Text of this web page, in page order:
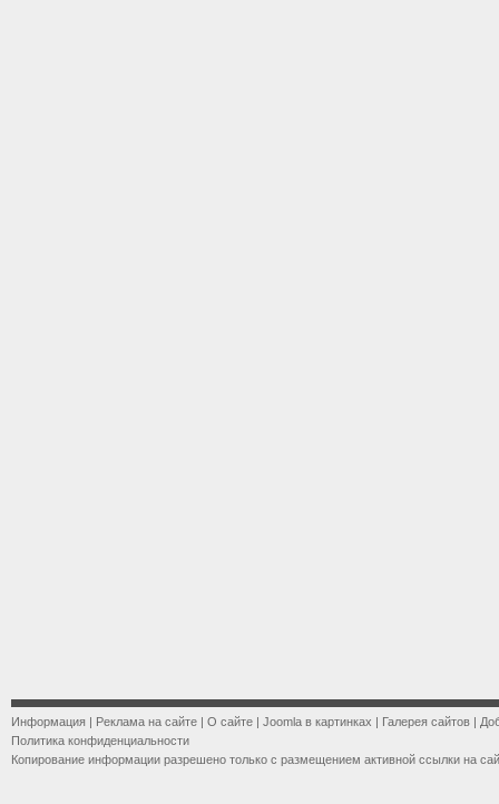
Информация | Реклама на сайте | О сайте | Joomla в картинках | Галерея сайтов |
Политика конфиденциальности
Копирование информации разрешено только с размещением активной ссылки на